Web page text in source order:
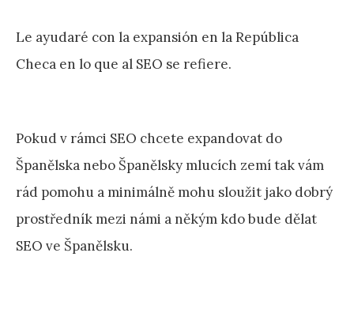
Le ayudaré con la expansión en la República
Checa en lo que al SEO se refiere.
Pokud v rámci SEO chcete expandovat do
Španělska nebo Španělsky mlucích zemí tak vám
rád pomohu a minimálně mohu sloužit jako dobrý
prostředník mezi námi a někým kdo bude dělat
SEO ve Španělsku.